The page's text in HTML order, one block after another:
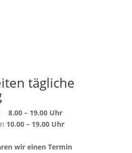
tägliche
8.00 – 19.00 Uhr
10.00 – 19.00 Uhr
wir einen Termin